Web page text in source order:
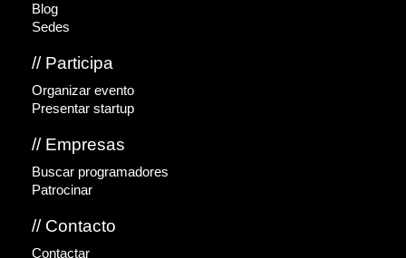
Blog
Sedes
// Participa
Organizar evento
Presentar startup
// Empresas
Buscar programadores
Patrocinar
// Contacto
Contactar